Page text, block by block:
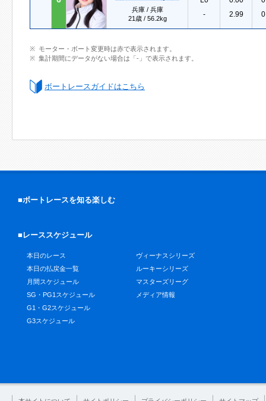
兵庫 / 兵庫
21歳 / 56.2kg
-
2.99
モーター・ボート変更時は赤で表示されます。
集計期間にデータがない場合は「-」で表示されます。
ボートレースガイドはこちら
■ボートレースを知る楽しむ
■レーススケジュール
本日のレース
本日の払戻金一覧
月間スケジュール
SG・PG1スケジュール
G1・G2スケジュール
G3スケジュール
ヴィーナスシリーズ
ルーキーシリーズ
マスターズリーグ
メディア情報